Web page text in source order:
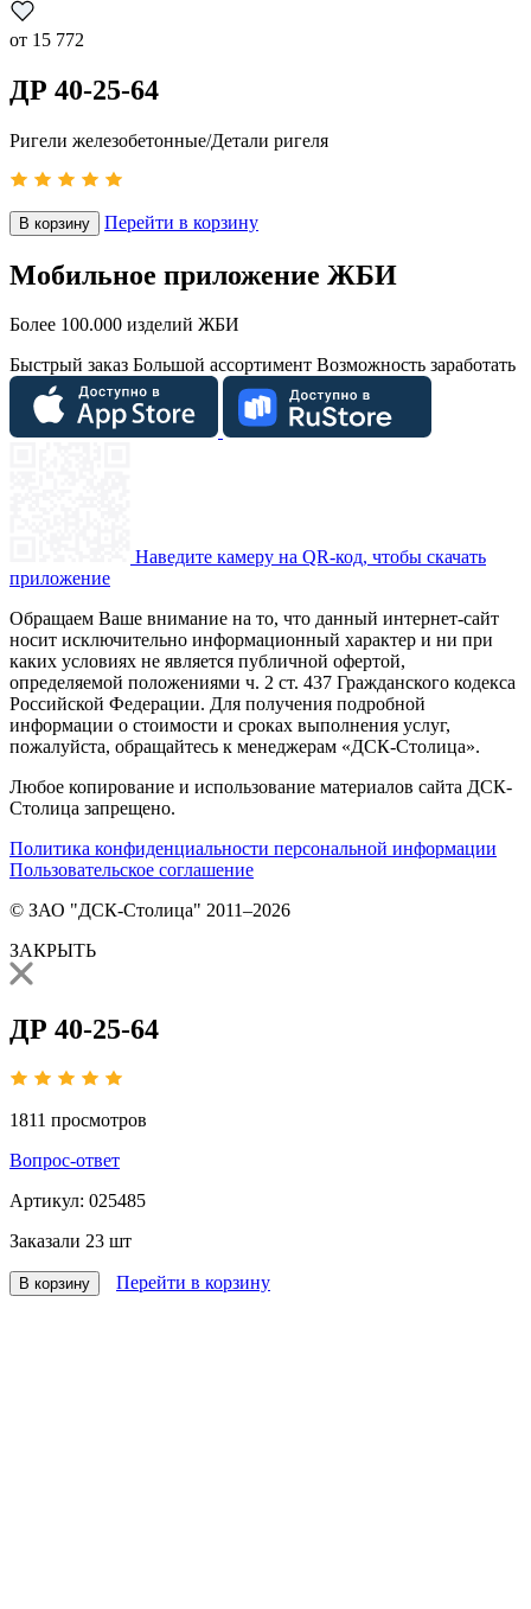
от 15 772
ДР 40-25-64
Ригели железобетонные/Детали ригеля
В корзину Перейти в корзину
Мобильное приложение ЖБИ
Более 100.000 изделий ЖБИ
Быстрый заказ Большой ассортимент Возможность заработать
Наведите камеру на QR-код, чтобы скачать
приложение
Обращаем Ваше внимание на то, что данный интернет-сайт
носит исключительно информационный характер и ни при
каких условиях не является публичной офертой,
определяемой положениями ч. 2 ст. 437 Гражданского кодекса
Российской Федерации. Для получения подробной
информации о стоимости и сроках выполнения услуг,
пожалуйста, обращайтесь к менеджерам «ДСК-Столица».
Любое копирование и использование материалов сайта ДСК-
Столица запрещено.
Политика конфиденциальности персональной информации
Пользовательское соглашение
© ЗАО "ДСК-Столица" 2011–2026
ЗАКРЫТЬ
ДР 40-25-64
1811 просмотров
Вопрос-ответ
Артикул: 025485
Заказали 23 шт
В корзину Перейти в корзину